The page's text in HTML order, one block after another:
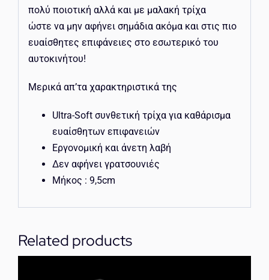
πολύ ποιοτική αλλά και με μαλακή τρίχα
ώστε να μην αφήνει σημάδια ακόμα και στις πιο
ευαίσθητες επιφάνειες στο εσωτερικό του
αυτοκινήτου!
Μερικά απ’τα χαρακτηριστικά της
Ultra-Soft συνθετική τρίχα για καθάρισμα
ευαίσθητων επιφανειών
Εργονομική και άνετη λαβή
Δεν αφήνει γρατσουνιές
Μήκος : 9,5cm
Related products